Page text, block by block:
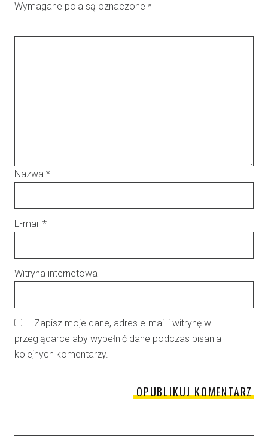
Wymagane pola są oznaczone *
Nazwa *
E-mail *
Witryna internetowa
Zapisz moje dane, adres e-mail i witrynę w
przeglądarce aby wypełnić dane podczas pisania
kolejnych komentarzy.